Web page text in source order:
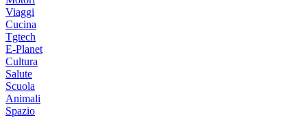
Viaggi
Cucina
Tgtech
E-Planet
Cultura
Salute
Scuola
Animali
Spazio